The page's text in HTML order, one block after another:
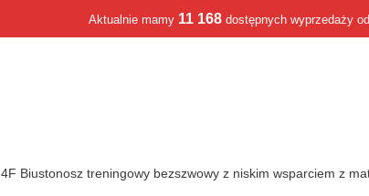
Aktualnie mamy 11 168 dostępnych wyprzedaży od
4F Biustonosz treningowy bezszwowy z niskim wsparciem z